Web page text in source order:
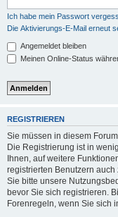
Ich habe mein Passwort
Die Aktivierungs-E-Mail erneut
Angemeldet bleiben
Meinen Online-Status
REGISTRIEREN
Sie müssen in diesem
Die Registrierung ist in
Ihnen, auf weitere
registrierten Benutzern
Sie bitte unsere
bevor Sie sich registrieren.
Forenregeln, wenn Sie sich